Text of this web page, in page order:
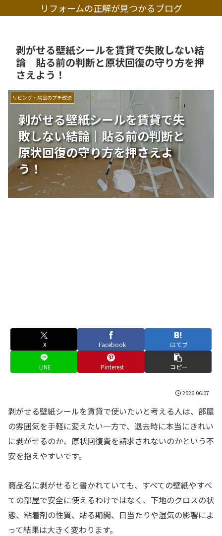
リフォームの正解が見つかるブログ
剥がせる壁紙シールを賃貸で失敗しない結
論｜貼る前の判断と原状回復の守り方を押
さえよう！
剥がせる壁紙シールを賃貸で失
敗しない結論｜貼る前の判断と
原状回復の守り方を押さえよ
う！
リビング・居室のプチ改造
X Facebook はてブ
LINE Pinterest コピー
2026.06.07
剥がせる壁紙シールを賃貸で使いたいと考える人は、部屋
の雰囲気を手軽に変えたい一方で、退去時に本当にきれい
に剥がせるのか、原状回復費を請求されないのかという不
安を抱えやすいです。
商品名に剥がせると書かれていても、すべての壁紙やすべ
ての部屋で安全に使えるわけではなく、下地のクロスの状
態、粘着剤の性質、貼る期間、日当たりや湿気の影響によ
って結果は大きく変わります。